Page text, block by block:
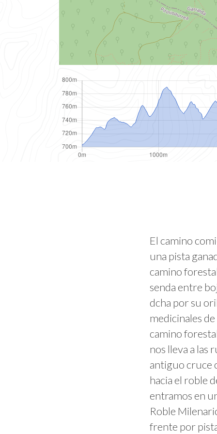
El camino
una pista
camino
senda entre
dcha por su
medicinales
camino
nos lleva a las
antiguo cruce
hacia el roble
entramos en
Roble
frente por